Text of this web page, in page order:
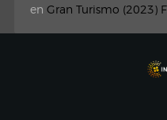
en Gran Turismo (2023)